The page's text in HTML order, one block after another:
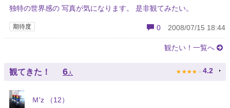
独特の世界感の 写真が気になります。 是非観てみたい。
期待度 0 2008/07/15 18:44
観たい！一覧へ
観てきた！ 6 人 ★ ★ ★ ★ ★ 4.2
Ｍ'z （12）